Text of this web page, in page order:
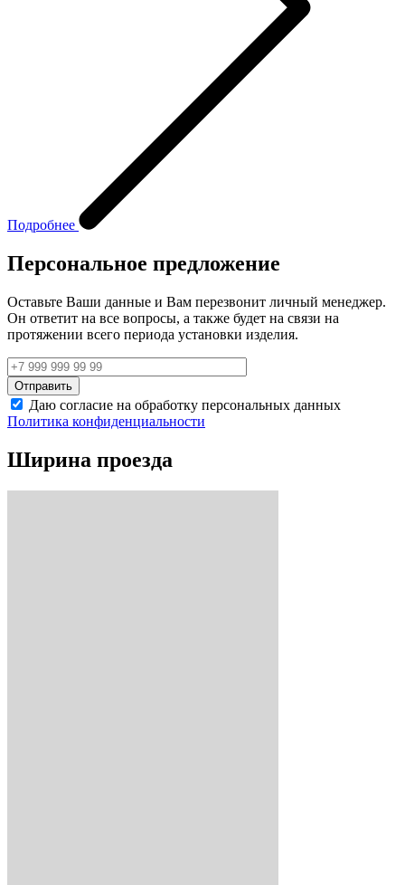
Подробнее
Персональное предложение
Оставьте Ваши данные и Вам перезвонит личный менеджер.
Он ответит на все вопросы, а также будет на связи на
протяжении всего периода установки изделия.
Даю согласие на обработку персональных данных
Политика конфиденциальности
Ширина проезда